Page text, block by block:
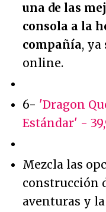
una de las
consola a la
compañía, ya
online.
6- 'Dragon
Estándar' -
Mezcla las
construcción
aventuras y